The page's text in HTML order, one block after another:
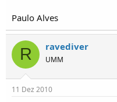
Paulo Alves
R ravediver
UMM
11 Dez 2010